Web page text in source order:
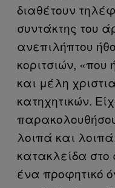
διαθέτουν
συντάκτης του
ανεπιλήπτου
κοριτσιών, «που
και μέλη
κατηχητικών.
λοιπά και
κατακλείδα
ένα προφητικό